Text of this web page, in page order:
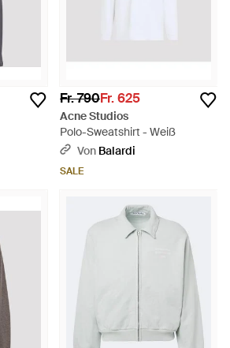
Fr. 790Fr. 625
Acne Studios
Polo-Sweatshirt - Weiß
Von Balardi
SALE